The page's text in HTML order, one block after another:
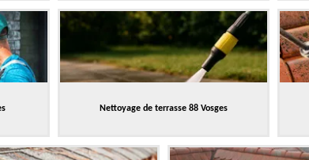
Nettoyage de terrasse 88 Vosges